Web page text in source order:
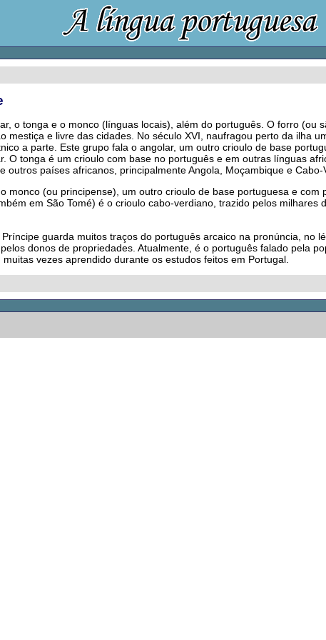
o tonga e o monco (línguas locais), além do português. O forro
mestiça e livre das cidades. No século XVI, naufragou perto da ilha
a parte. Este grupo fala o angolar, um outro crioulo de base
O tonga é um crioulo com base no português e em outras línguas
outros países africanos, principalmente Angola, Moçambique e Cabo-
monco (ou principense), um outro crioulo de base portuguesa e
em São Tomé) é o crioulo cabo-verdiano, trazido pelos
guarda muitos traços do português arcaico na pronúncia, no
donos de propriedades. Atualmente, é o português falado pela
vezes aprendido durante os estudos feitos em Portugal.